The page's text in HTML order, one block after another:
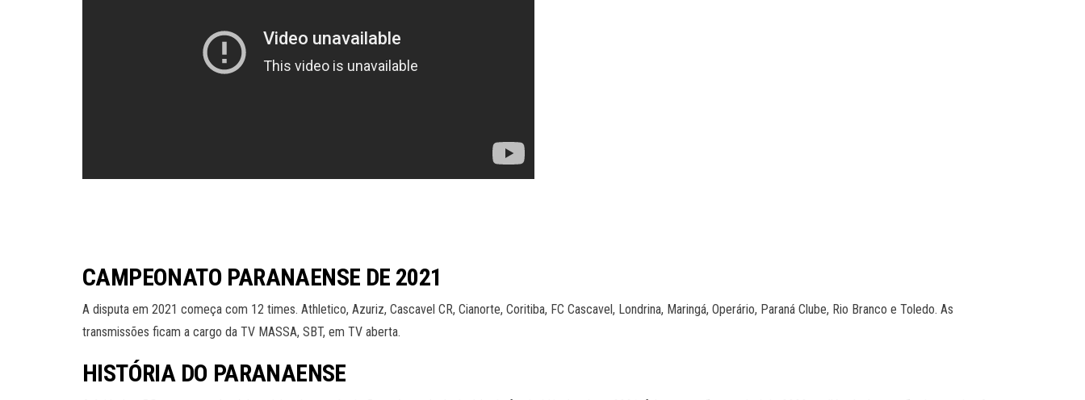
CAMPEONATO PARANAENSE DE 2021
A disputa em 2021 começa com 12 times. Athletico, Azuriz, Cascavel CR, Cianorte, Coritiba, FC Cascavel, Londrina, Maringá, Operário, Paraná Clube, Rio Branco e Toledo. As
transmissões ficam a cargo da TV MASSA, SBT, em TV aberta.
HISTÓRIA DO PARANAENSE